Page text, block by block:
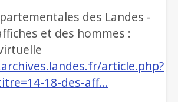
des Landes -
et des hommes :
article.php?
18-des-aff…